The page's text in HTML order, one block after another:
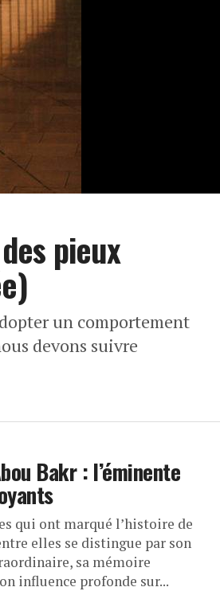
pieux
un comportement
devons suivre
Bakr : l’éminente
qui ont marqué l’histoire de
elles se distingue par son
sa mémoire
influence profonde sur...